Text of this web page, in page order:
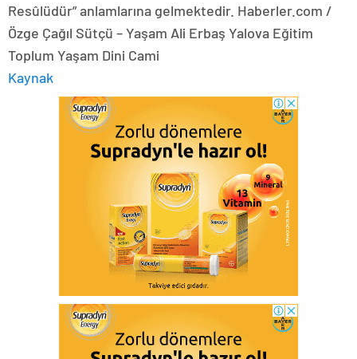
Resûlüdür” anlamlarına gelmektedir. Haberler.com /
Özge Çağıl Sütçü – Yaşam Ali Erbaş Yalova Eğitim
Toplum Yaşam Dini Cami
Kaynak